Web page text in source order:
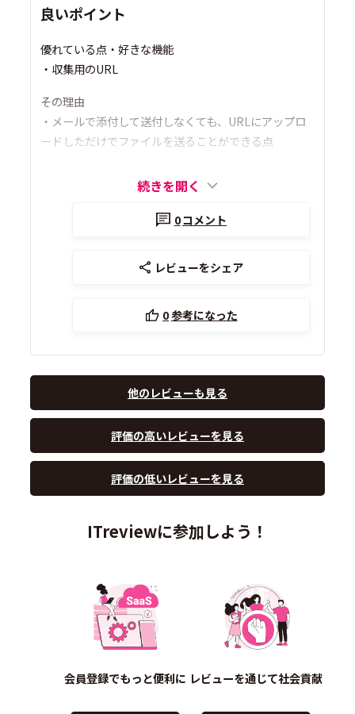
良いポイント
優れている点・好きな機能
・収集用のURL
その理由
・メールで添付して送付しなくても、URLにアップロ
ードしただけでファイルを送ることができる点
続きを開く
0コメント
レビューをシェア
0参考になった
他のレビューも見る
評価の高いレビューを見る
評価の低いレビューを見る
ITreviewに参加しよう！
会員登録でもっと便利に レビューを通じて社会貢献